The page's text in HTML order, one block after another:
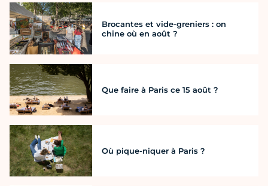
Brocantes et vide-greniers : on
chine où en août ?
Que faire à Paris ce 15 août ?
Où pique-niquer à Paris ?